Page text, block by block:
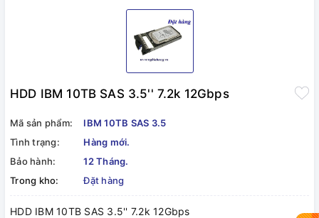
HDD IBM 10TB SAS 3.5'' 7.2k 12Gbps
Mã sản phẩm:
IBM 10TB SAS 3.5
Tình trạng:
Hàng mới.
Bảo hành:
12 Tháng.
Trong kho:
Đặt hàng
HDD IBM 10TB SAS 3.5'' 7.2k 12Gbps